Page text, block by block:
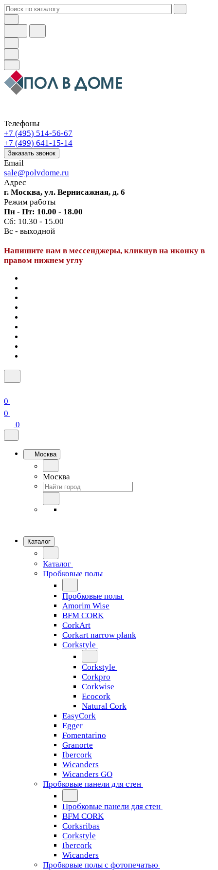
Телефоны
+7 (495) 514-56-67
+7 (499) 641-15-14
Заказать звонок
Email
sale@polvdome.ru
Адрес
г. Москва, ул. Вернисажная, д. 6
Режим работы
Пн - Пт: 10.00 - 18.00
Сб: 10.30 - 15.00
Вс - выходной
Напишите нам в мессенджеры, кликнув на иконку в
правом нижнем углу
0
0
0
Москва
Москва
Каталог
Каталог
Пробковые полы
Пробковые полы
Amorim Wise
BFM CORK
CorkArt
Corkart narrow plank
Corkstyle
Corkstyle
Corkpro
Corkwise
Ecocork
Natural Cork
EasyCork
Egger
Fomentarino
Granorte
Ibercork
Wicanders
Wicanders GO
Пробковые панели для стен
Пробковые панели для стен
BFM CORK
Corksribas
Corkstyle
Ibercork
Wicanders
Пробковые полы с фотопечатью